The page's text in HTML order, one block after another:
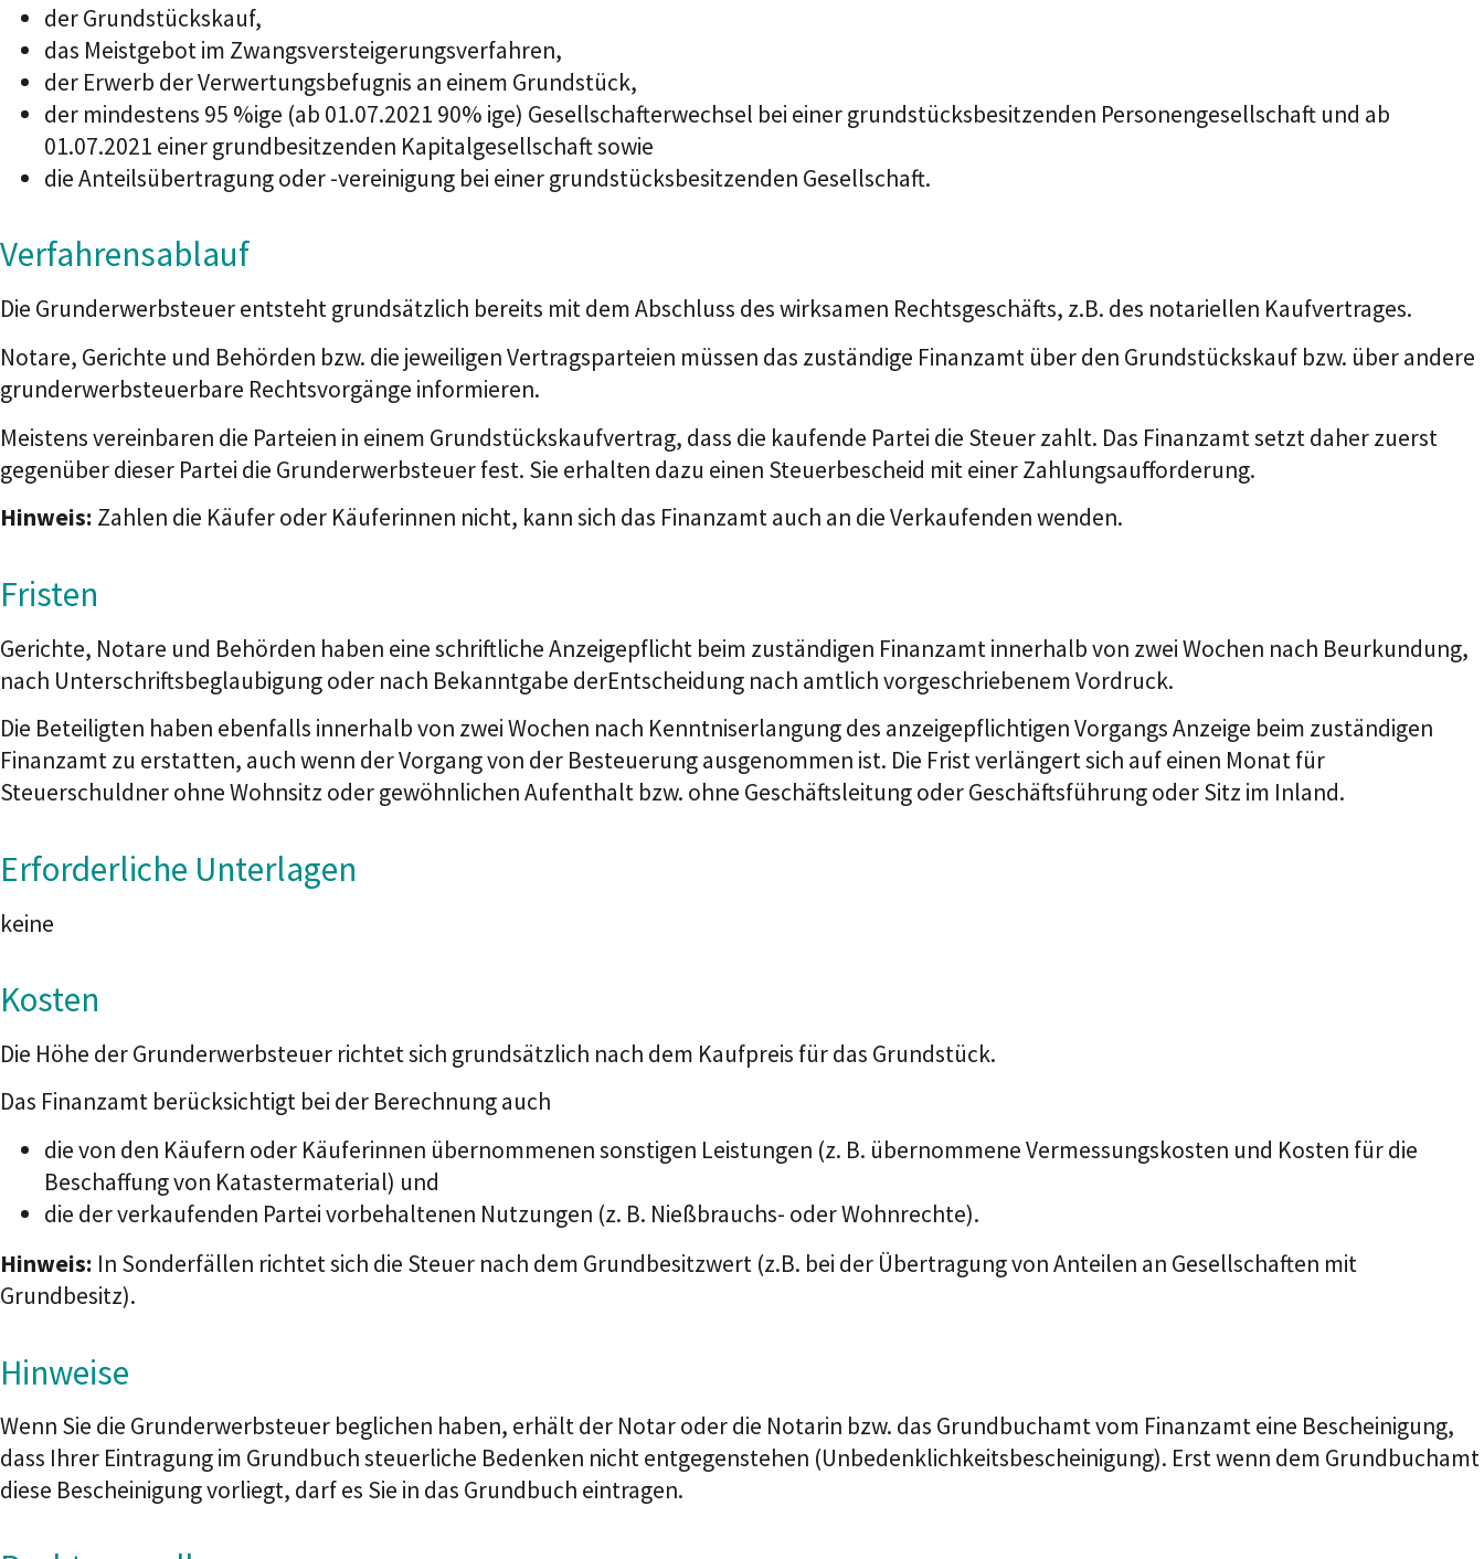
der Grundstückskauf,
das Meistgebot im Zwangsversteigerungsverfahren,
der Erwerb der Verwertungsbefugnis an einem Grundstück,
der mindestens 95 %ige (ab 01.07.2021 90% ige) Gesellschafterwechsel bei einer grundstücksbesitzenden Personengesellschaft und ab
01.07.2021 einer grundbesitzenden Kapitalgesellschaft sowie
die Anteilsübertragung oder -vereinigung bei einer grundstücksbesitzenden Gesellschaft.
Verfahrensablauf
Die Grunderwerbsteuer entsteht grundsätzlich bereits mit dem Abschluss des wirksamen Rechtsgeschäfts, z.B. des notariellen Kaufvertrages.
Notare, Gerichte und Behörden bzw. die jeweiligen Vertragsparteien müssen das zuständige Finanzamt über den Grundstückskauf bzw. über andere
grunderwerbsteuerbare Rechtsvorgänge informieren.
Meistens vereinbaren die Parteien in einem Grundstückskaufvertrag, dass die kaufende Partei die Steuer zahlt. Das Finanzamt setzt daher zuerst
gegenüber dieser Partei die Grunderwerbsteuer fest. Sie erhalten dazu einen Steuerbescheid mit einer Zahlungsaufforderung.
Hinweis: Zahlen die Käufer oder Käuferinnen nicht, kann sich das Finanzamt auch an die Verkaufenden wenden.
Fristen
Gerichte, Notare und Behörden haben eine schriftliche Anzeigepflicht beim zuständigen Finanzamt innerhalb von zwei Wochen nach Beurkundung,
nach Unterschriftsbeglaubigung oder nach Bekanntgabe derEntscheidung nach amtlich vorgeschriebenem Vordruck.
Die Beteiligten haben ebenfalls innerhalb von zwei Wochen nach Kenntniserlangung des anzeigepflichtigen Vorgangs Anzeige beim zuständigen
Finanzamt zu erstatten, auch wenn der Vorgang von der Besteuerung ausgenommen ist. Die Frist verlängert sich auf einen Monat für
Steuerschuldner ohne Wohnsitz oder gewöhnlichen Aufenthalt bzw. ohne Geschäftsleitung oder Geschäftsführung oder Sitz im Inland.
Erforderliche Unterlagen
keine
Kosten
Die Höhe der Grunderwerbsteuer richtet sich grundsätzlich nach dem Kaufpreis für das Grundstück.
Das Finanzamt berücksichtigt bei der Berechnung auch
die von den Käufern oder Käuferinnen übernommenen sonstigen Leistungen (z. B. übernommene Vermessungskosten und Kosten für die
Beschaffung von Katastermaterial) und
die der verkaufenden Partei vorbehaltenen Nutzungen (z. B. Nießbrauchs- oder Wohnrechte).
Hinweis: In Sonderfällen richtet sich die Steuer nach dem Grundbesitzwert (z.B. bei der Übertragung von Anteilen an Gesellschaften mit
Grundbesitz).
Hinweise
Wenn Sie die Grunderwerbsteuer beglichen haben, erhält der Notar oder die Notarin bzw. das Grundbuchamt vom Finanzamt eine Bescheinigung,
dass Ihrer Eintragung im Grundbuch steuerliche Bedenken nicht entgegenstehen (Unbedenklichkeitsbescheinigung). Erst wenn dem Grundbuchamt
diese Bescheinigung vorliegt, darf es Sie in das Grundbuch eintragen.